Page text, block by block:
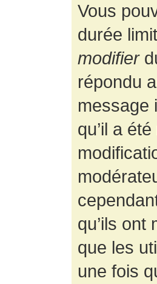
Vous
durée
modifier
répondu
message
qu’il a
qu’ils
que les
une fois